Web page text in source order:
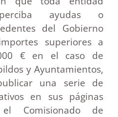
ayudas o
del Gobierno
superiores a
€ en el caso de
y Ayuntamientos,
una serie de
en sus páginas
Comisionado de